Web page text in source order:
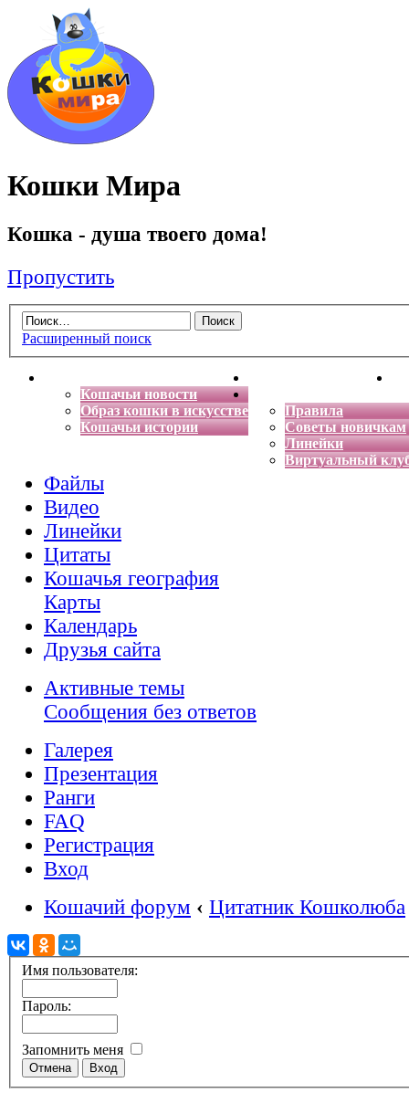
Кошки Мира
Кошка - душа твоего дома!
Пропустить
Расширенный поиск
Кошачьи новости
Образ кошки в искусстве
Кошачьи истории
Энциклопедия кошек
Правила
Советы новичкам
Линейки
Виртуальный
Файлы
Видео
Линейки
Цитаты
Кошачья география
Карты
Календарь
Друзья сайта
Активные темы
Сообщения без ответов
Галерея
Презентация
Ранги
FAQ
Регистрация
Вход
Кошачий форум ‹ Цитатник Кошколюба
Имя пользователя:
Пароль:
Запомнить меня